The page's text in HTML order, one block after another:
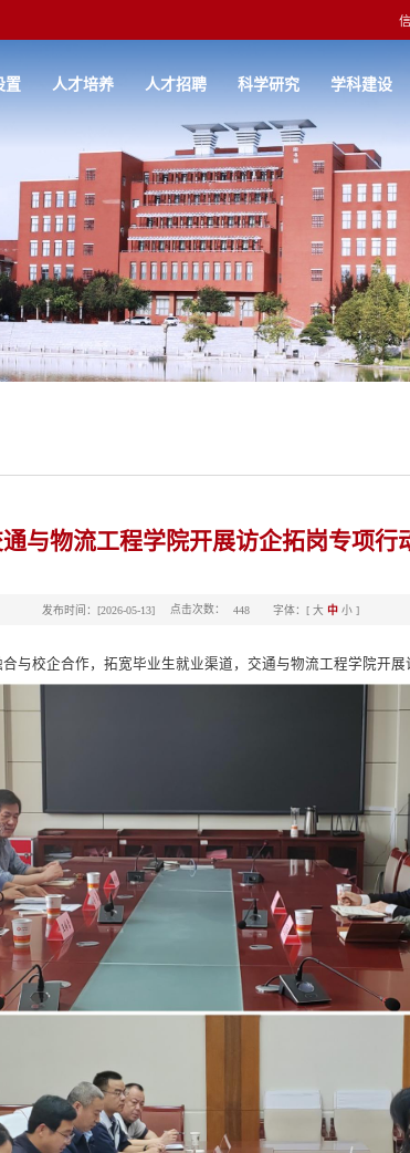
置 人才培养 人才招聘 科学研究 学科建设
与物流工程学院开展访企拓岗专项行
发布时间：[2026-05-13] 点击次数： 448 字体：[大 中 小 ]
与校企合作，拓宽毕业生就业渠道，交通与物流工程学院开展